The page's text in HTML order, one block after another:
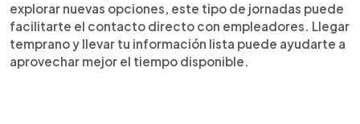
explorar nuevas opciones, este tipo de jornadas puede
facilitarte el contacto directo con empleadores. Llegar
temprano y llevar tu información lista puede ayudarte a
aprovechar mejor el tiempo disponible.